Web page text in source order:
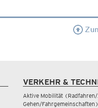
VERKEHR &
Aktive Mobilität
Gehen/Fahrgemeinschaften)